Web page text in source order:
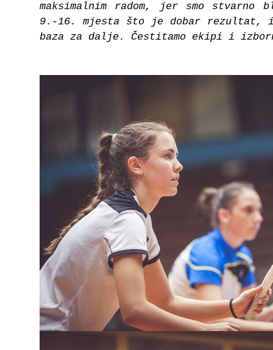
maksimalnim radom, jer smo
9.-16. mjesta što je dobar rezultat,
baza za dalje. Čestitamo ekipi i